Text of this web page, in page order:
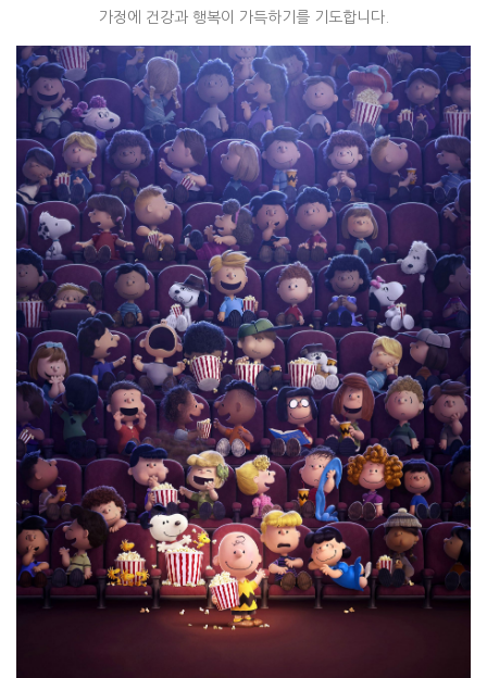
가정에 건강과 행복이 가득하기를 기도합니다.